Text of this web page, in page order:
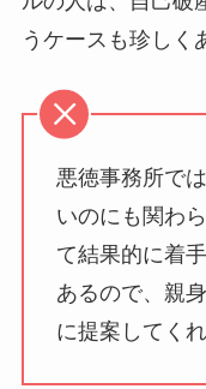
うケースも珍しく
悪徳事務所で
いのにも関わ
て結果的に着
あるので、親
に提案してく